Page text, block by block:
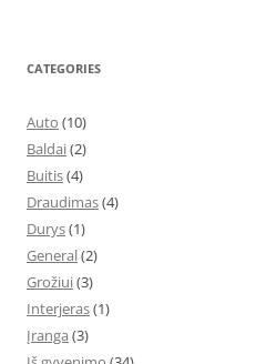
CATEGORIES
Auto (10)
Baldai(2)
Buitis(4)
Draudimas(4)
Durys(1)
General(2)
Grožiui(3)
Interjeras(1)
Įranga (3)